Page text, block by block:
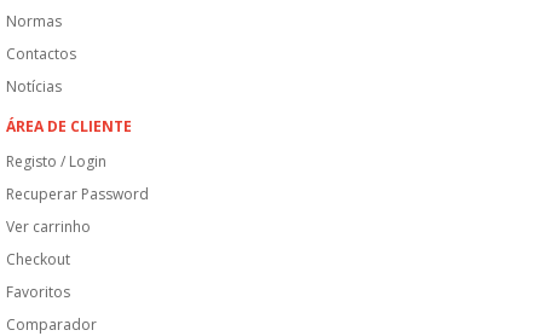
Normas
Contactos
Notícias
ÁREA DE CLIENTE
Registo / Login
Recuperar Password
Ver carrinho
Checkout
Favoritos
Comparador